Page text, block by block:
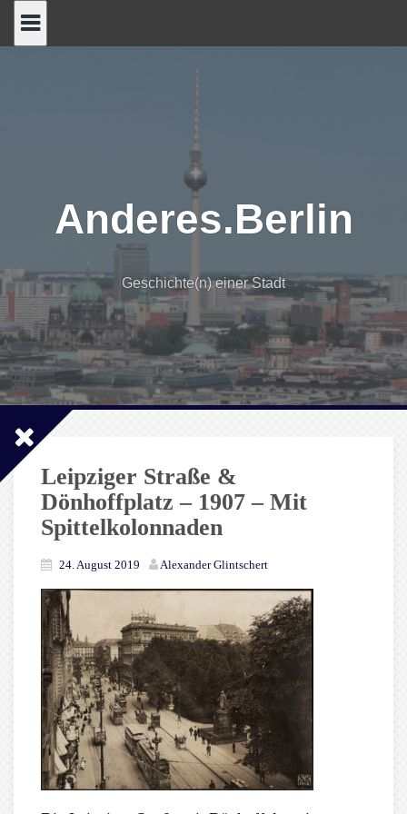
Anderes.Berlin
Geschichte(n) einer Stadt
Leipziger Straße &
Dönhoffplatz – 1907 – Mit
Spittelkolonnaden
24. August 2019 Alexander Glintschert